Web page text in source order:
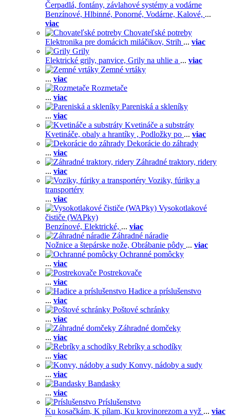
Čerpadlá, fontány, závlahové systémy a vodárne
Benzínové, Hlbinné, Ponorné, Vodárne, Kalové, ...
viac
Chovateľské potreby
Elektronika pre domácich miláčikov, Strih ... viac
Grily
Elektrické grily, panvice, Grily na uhlie a ... viac
Zemné vrtáky
... viac
Rozmetače
... viac
Pareniská a skleníky
... viac
Kvetináče a substráty
Kvetináče, obaly a hrantíky , Podložky po ... viac
Dekorácie do záhrady
... viac
Záhradné traktory, ridery
... viac
Voziky, fúriky a
transportéry
... viac
Vysokotlakové
čističe (WAPky)
Benzínové, Elektrické, ... viac
Záhradné náradie
Nožnice a štepárske nože, Obrábanie pôdy ... viac
Ochranné pomôcky
... viac
Postrekovače
... viac
Hadice a príslušenstvo
... viac
Poštové schránky
... viac
Záhradné domčeky
... viac
Rebríky a schodíky
... viac
Konvy, nádoby a sudy
... viac
Bandasky
... viac
Príslušenstvo
Ku kosačkám, K pílam, Ku krovinorezom a vyž ... viac